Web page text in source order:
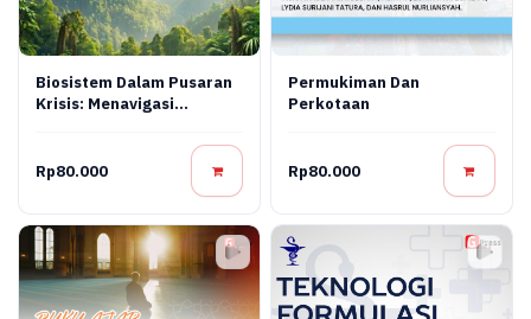
Biosistem Dalam Pusaran
Krisis: Menavigasi
Bencana
Rp80.000
Permukiman Dan
Perkotaan
Rp80.000